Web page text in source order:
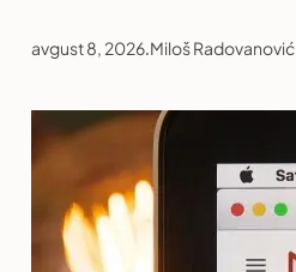
avgust 8, 2026.Miloš Radovanović